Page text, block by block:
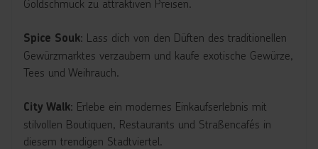
Goldschmuck zu attraktiven Preisen.
Spice Souk: Lass dich von den Düften des traditionellen
Gewürzmarktes verzaubern und kaufe exotische Gewürze,
Tees und Weihrauch.
City Walk: Erlebe ein modernes Einkaufserlebnis mit
stilvollen Boutiquen, Restaurants und Straßencafés in
diesem trendigen Stadtviertel.